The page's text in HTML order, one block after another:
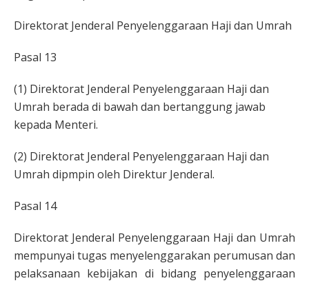
Direktorat Jenderal Penyelenggaraan Haji dan Umrah
Pasal 13
(1) Direktorat Jenderal Penyelenggaraan Haji dan
Umrah berada di bawah dan bertanggung jawab
kepada Menteri.
(2) Direktorat Jenderal Penyelenggaraan Haji dan
Umrah dipmpin oleh Direktur Jenderal.
Pasal 14
Direktorat Jenderal Penyelenggaraan Haji dan Umrah
mempunyai tugas menyelenggarakan perumusan dan
pelaksanaan kebijakan di bidang penyelenggaraan